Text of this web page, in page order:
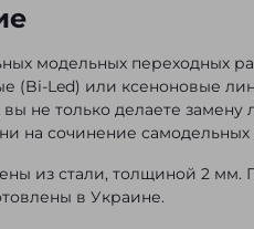
модельных переходных
(Bi-Led) или ксеноновые
не только делаете
на сочинение
из стали, толщиной 2
в Украине.